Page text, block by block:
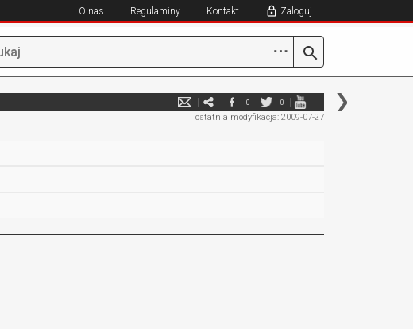
O nas Regulaminy Kontakt Zaloguj
⋯
0 0
ostatnia modyfikacja: 2009-07-27